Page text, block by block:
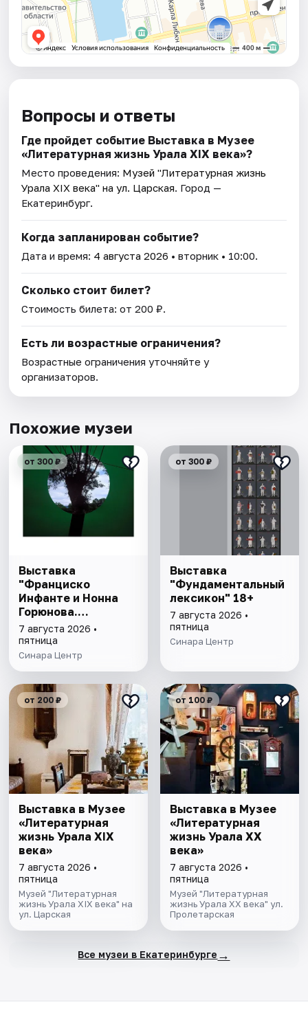
Вопросы и ответы
Где пройдет событие Выставка в Музее
«Литературная жизнь Урала ХIХ века»?
Место проведения: Музей "Литературная жизнь
Урала XIX века" на ул. Царская. Город —
Екатеринбург.
Когда запланирован событие?
Дата и время: 4 августа 2026 • вторник • 10:00.
Сколько стоит билет?
Стоимость билета: от 200 ₽.
Есть ли возрастные ограничения?
Возрастные ограничения уточняйте у
организаторов.
Похожие музеи
от 300 ₽
Выставка
"Франциско
Инфанте и Нонна
Горюнова.
Метафора,
метафизика,
метаморфоза" 6+
7 августа 2026 •
пятница
Синара Центр
от 300 ₽
Выставка
"Фундаментальный
лексикон" 18+
7 августа 2026 •
пятница
Синара Центр
от 200 ₽
Выставка в Музее
«Литературная
жизнь Урала ХIХ
века»
7 августа 2026 •
пятница
Музей "Литературная
жизнь Урала XIX века" на
ул. Царская
от 100 ₽
Выставка в Музее
«Литературная
жизнь Урала ХХ
века»
7 августа 2026 •
пятница
Музей "Литературная
жизнь Урала XX века" ул.
Пролетарская
Все музеи в Екатеринбурге →